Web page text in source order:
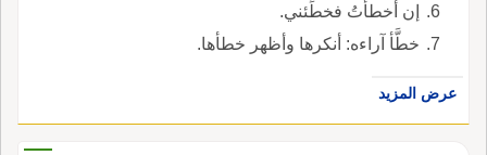
إن أخطأتُ فخطِّئني.
خطَّأ آراءه: أنكرها وأظهر خطأها.
عرض المزيد